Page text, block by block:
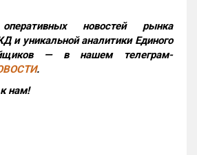
новостей рынка
и уникальной аналитики Единого
— в нашем телеграм-
.
нам!